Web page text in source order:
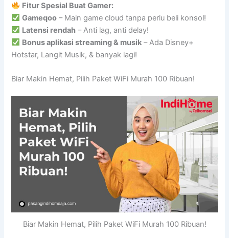
Fitur Spesial Buat Gamer:
Gameqoo – Main game cloud tanpa perlu beli konsol!
Latensi rendah – Anti lag, anti delay!
Bonus aplikasi streaming & musik – Ada Disney+
Hotstar, Langit Musik, & banyak lagi!
Biar Makin Hemat, Pilih Paket WiFi Murah 100 Ribuan!
Biar Makin Hemat, Pilih Paket WiFi Murah 100 Ribuan!